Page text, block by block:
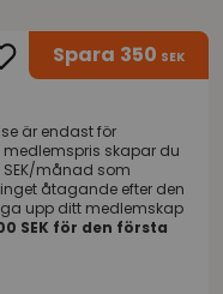
Spara 350 SEK
är endast för
skapar du
SEK/månad som
åtagande efter den
upp ditt medlemskap
SEK för den första